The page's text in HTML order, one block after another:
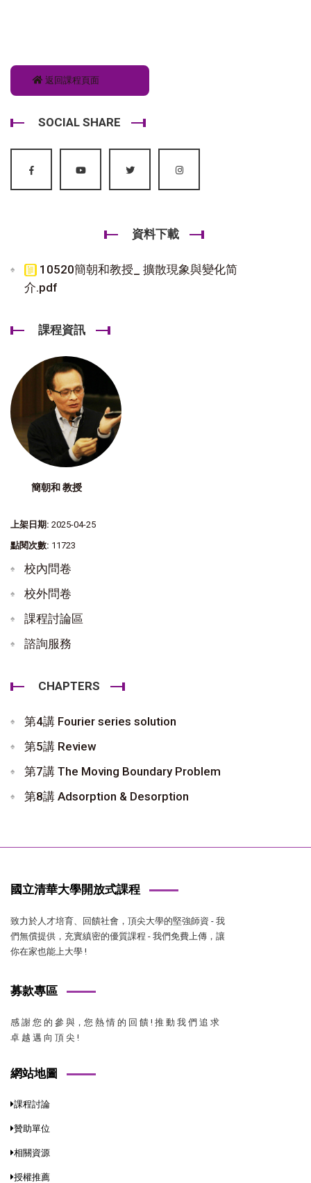
返回課程頁面
SOCIAL SHARE
資料下載
10520簡朝和教授_ 擴散現象與變化简
介.pdf
課程資訊
簡朝和 教授
上架日期: 2025-04-25
點閱次數: 11723
校內問卷
校外問卷
課程討論區
諮詢服務
CHAPTERS
第4講 Fourier series solution
第5講 Review
第7講 The Moving Boundary Problem
第8講 Adsorption & Desorption
國立清華大學開放式課程
致力於人才培育、回饋社會，頂尖大學的堅強師資 - 我
們無償提供，充實縝密的優質課程 - 我們免費上傳，讓
你在家也能上大學 !
募款專區
感 謝 您 的 參 與，您 熱 情 的 回 饋 ! 推 動 我 們 追 求
卓 越 邁 向 頂 尖 !
網站地圖
課程討論
贊助單位
相關資源
授權推薦